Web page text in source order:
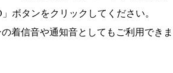
ボタンをクリックしてください。
着信音や通知音としてもご利用できま